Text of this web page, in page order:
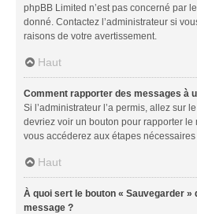
phpBB Limited n’est pas concerné par
donné. Contactez l’administrateur si
raisons de votre avertissement.
Haut
Comment rapporter des messages à
Si l’administrateur l’a permis, allez sur
devriez voir un bouton pour rapporter le
vous accéderez aux étapes nécessaires
Haut
À quoi sert le bouton « Sauvegarder »
message ?